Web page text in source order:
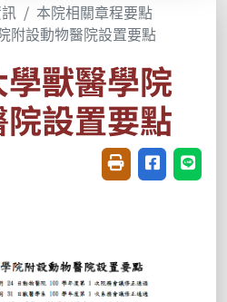
本院相關章程要點
附設動物醫院設置要點
獸醫學院
設置要點
友善列印(開新視
分享至臉書
分享